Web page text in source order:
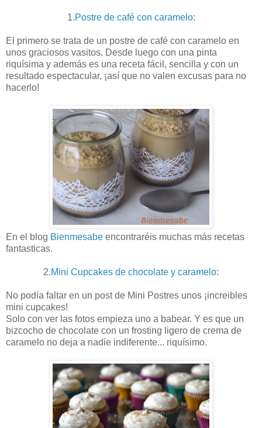
1.Postre de café con caramelo:
El primero se trata de un postre de café con caramelo en
unos graciosos vasitos. Desde luego con una pinta
riquísima y además es una receta fácil, sencilla y con un
resultado espectacular, ¡así que no valen excusas para no
hacerlo!
En el blog Bienmesabe encontraréis muchas más recetas
fantasticas.
2.Mini Cupcakes de chocolate y caramelo:
No podía faltar en un post de Mini Postres unos ¡increibles
mini cupcakes!
Solo con ver las fotos empieza uno a babear. Y es que un
bizcocho de chocolate con un frosting ligero de crema de
caramelo no deja a nadie indiferente... riquísimo.